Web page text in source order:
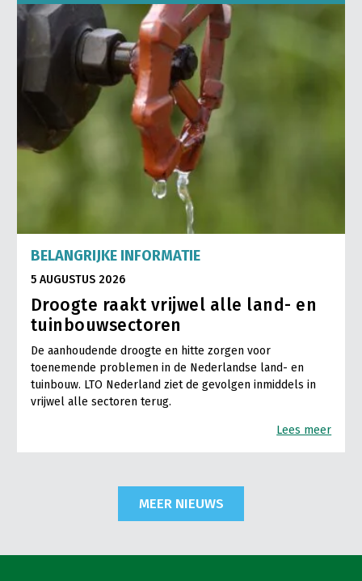
BELANGRIJKE INFORMATIE
5 AUGUSTUS 2026
Droogte raakt vrijwel alle land- en
tuinbouwsectoren
De aanhoudende droogte en hitte zorgen voor
toenemende problemen in de Nederlandse land- en
tuinbouw. LTO Nederland ziet de gevolgen inmiddels in
vrijwel alle sectoren terug.
Lees meer
MEER NIEUWS